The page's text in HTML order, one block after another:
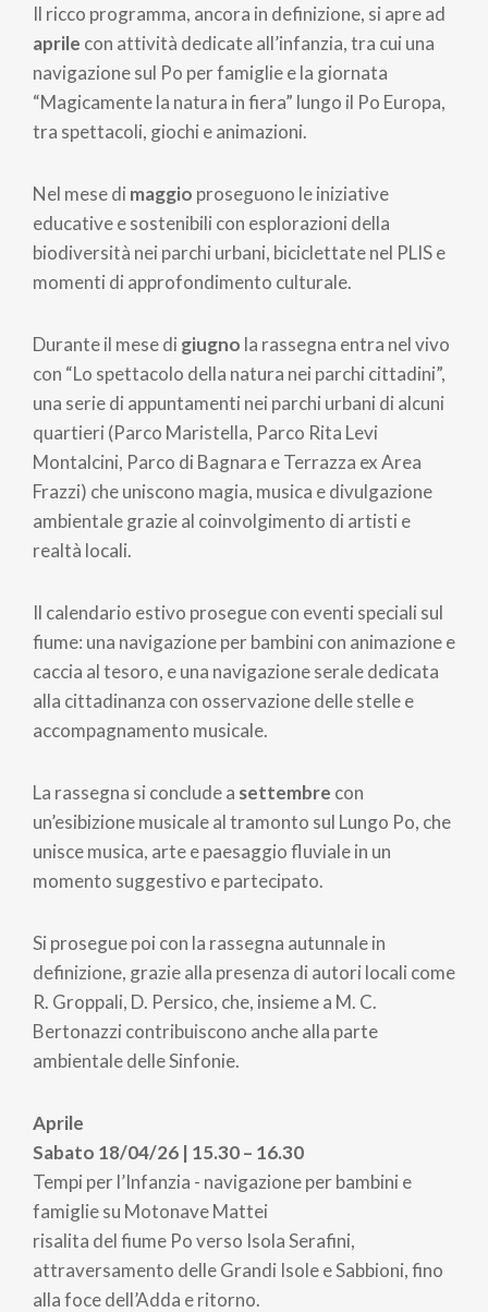
Il ricco programma, ancora in definizione, si apre ad
aprile con attività dedicate all’infanzia, tra cui una
navigazione sul Po per famiglie e la giornata
“Magicamente la natura in fiera” lungo il Po Europa,
tra spettacoli, giochi e animazioni.
Nel mese di maggio proseguono le iniziative
educative e sostenibili con esplorazioni della
biodiversità nei parchi urbani, biciclettate nel PLIS e
momenti di approfondimento culturale.
Durante il mese di giugno la rassegna entra nel vivo
con “Lo spettacolo della natura nei parchi cittadini”,
una serie di appuntamenti nei parchi urbani di alcuni
quartieri (Parco Maristella, Parco Rita Levi
Montalcini, Parco di Bagnara e Terrazza ex Area
Frazzi) che uniscono magia, musica e divulgazione
ambientale grazie al coinvolgimento di artisti e
realtà locali.
Il calendario estivo prosegue con eventi speciali sul
fiume: una navigazione per bambini con animazione e
caccia al tesoro, e una navigazione serale dedicata
alla cittadinanza con osservazione delle stelle e
accompagnamento musicale.
La rassegna si conclude a settembre con
un’esibizione musicale al tramonto sul Lungo Po, che
unisce musica, arte e paesaggio fluviale in un
momento suggestivo e partecipato.
Si prosegue poi con la rassegna autunnale in
definizione, grazie alla presenza di autori locali come
R. Groppali, D. Persico, che, insieme a M. C.
Bertonazzi contribuiscono anche alla parte
ambientale delle Sinfonie.
Aprile
Sabato 18/04/26 | 15.30 – 16.30
Tempi per l’Infanzia - navigazione per bambini e
famiglie su Motonave Mattei
risalita del fiume Po verso Isola Serafini,
attraversamento delle Grandi Isole e Sabbioni, fino
alla foce dell’Adda e ritorno.